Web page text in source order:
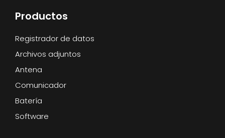
Productos
Registrador de datos
Archivos adjuntos
Antena
Comunicador
Batería
Software